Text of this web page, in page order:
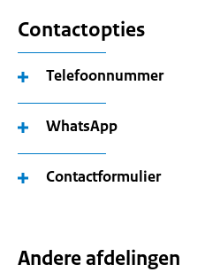
Contactopties
Telefoonnummer
WhatsApp
Contactformulier
Andere afdelingen